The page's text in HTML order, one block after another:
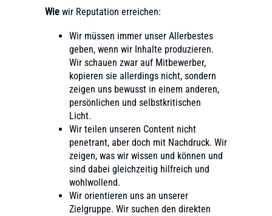
Wie wir Reputation erreichen:
Wir müssen immer unser Allerbestes
geben, wenn wir Inhalte produzieren.
Wir schauen zwar auf Mitbewerber,
kopieren sie allerdings nicht, sondern
zeigen uns bewusst in einem anderen,
persönlichen und selbstkritischen
Licht.
Wir teilen unseren Content nicht
penetrant, aber doch mit Nachdruck. Wir
zeigen, was wir wissen und können und
sind dabei gleichzeitig hilfreich und
wohlwollend.
Wir orientieren uns an unserer
Zielgruppe. Wir suchen den direkten